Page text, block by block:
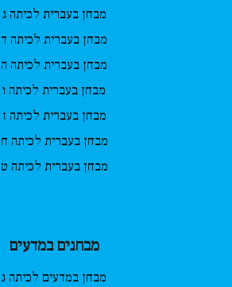
מבחן בעברית לכיתה ג
מבחן בעברית לכיתה ד
מבחן בעברית לכיתה ה
מבחן בעברית לכיתה ו
מבחן בעברית לכיתה ז
מבחן בעברית לכיתה ח
מבחן בעברית לכיתה ט
מבחנים במדעים
מבחן במדעים לכיתה ג